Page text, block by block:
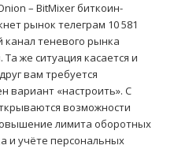
– BitMixer биткоин-
рынок телеграм 10 581
теневого рынка
же ситуация касается и
вам требуется
вариант «настроить». С
возможности
лимита оборотных
и учёте персональных